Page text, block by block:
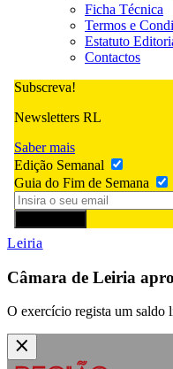
Ficha Técnica
Termos e
Estatuto
Contactos
Subscreva!
Newsletters RL
Saber mais
Edição Semanal
Guia do Fim de Semana
Leiria
Câmara de Leiria
O exercício regista um saldo